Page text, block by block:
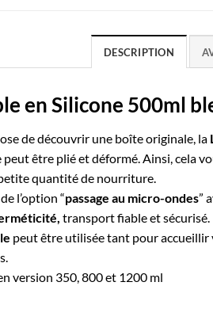
DESCRIPTION
en Silicone 500ml
de découvrir une boîte originale, la
peut être plié et déformé. Ainsi, cela
quantité de nourriture.
l’option “passage au micro-ondes”
transport fiable et sécurisé.
peut être utilisée tant pour accueillir
version 350,800et 1200 ml